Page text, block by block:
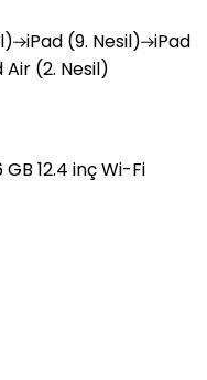
iPad (9. Nesil) iPad
Air (2. Nesil)
12.4 inç Wi-Fi